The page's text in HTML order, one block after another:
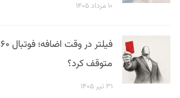
۱۰ مرداد ۱۴۰۵
متوقف کرد؟
۳۱ تیر ۱۴۰۵